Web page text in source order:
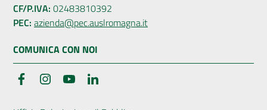
CF/P.IVA: 02483810392
PEC: azienda@pec.auslromagna.it
COMUNICA CON NOI
FacebookInstagramYouTube